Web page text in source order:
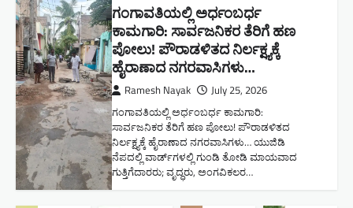
ಗಂಗಾವತಿಯಲ್ಲಿ ಅರ್ಧಂಬರ್ಧ
ಕಾಮಗಾರಿ: ಸಾರ್ವಜನಿಕರ ತೆರಿಗೆ ಹಣ
ಪೋಲು! ಪೌರಾಡಳಿತದ ನಿರ್ಲಕ್ಷ್ಯಕ್ಕೆ
ಹೈರಾಣಾದ ನಗರವಾಸಿಗಳು​…
Ramesh Nayak July 25, 2026
ಗಂಗಾವತಿಯಲ್ಲಿ ಅರ್ಧಂಬರ್ಧ ಕಾಮಗಾರಿ:
ಸಾರ್ವಜನಿಕರ ತೆರಿಗೆ ಹಣ ಪೋಲು! ಪೌರಾಡಳಿತದ
ನಿರ್ಲಕ್ಷ್ಯಕ್ಕೆ ಹೈರಾಣಾದ ನಗರವಾಸಿಗಳು​… ಯುಜಿಡಿ
ನೆಪದಲ್ಲಿ ವಾರ್ಡ್‌ಗಳಲ್ಲಿ ಗುಂಡಿ ತೋಡಿ ಮಾಯವಾದ
ಗುತ್ತಿಗೆದಾರರು; ವೃದ್ಧರು, ಅಂಗವಿಕಲರ…